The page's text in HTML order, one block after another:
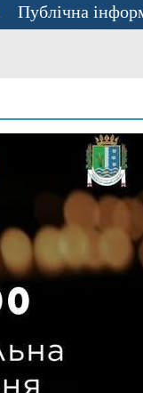
Публічна